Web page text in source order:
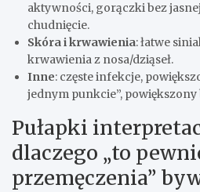
aktywności, gorączki bez
chudnięcie.
Skóra i krwawienia: łatwe
krwawienia z nosa/dziąseł.
Inne: częste infekcje,
jednym punkcie”,
Pułapki
dlaczego „to
przemęczenia”